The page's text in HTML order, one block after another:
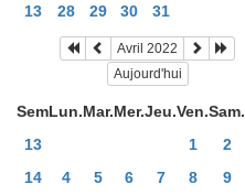
13
28 29 30 31
Avril 2022
Aujourd'hui
SemLun.Mar.Mer.Jeu.Ven.Sam.
13
1 2
14
4 5 6 7 8 9